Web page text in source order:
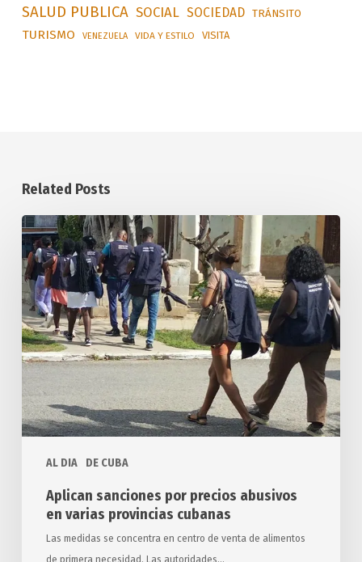
SALUD PUBLICA SOCIAL SOCIEDAD TRÁNSITO
TURISMO VENEZUELA VIDA Y ESTILO VISITA
Related Posts
AL DIA DE CUBA
Aplican
sanciones
por
precios
abusivos
en
varias
provincias
cubanas
Aplican sanciones por precios abusivos
en varias provincias cubanas
Las medidas se concentra en centro de venta de alimentos